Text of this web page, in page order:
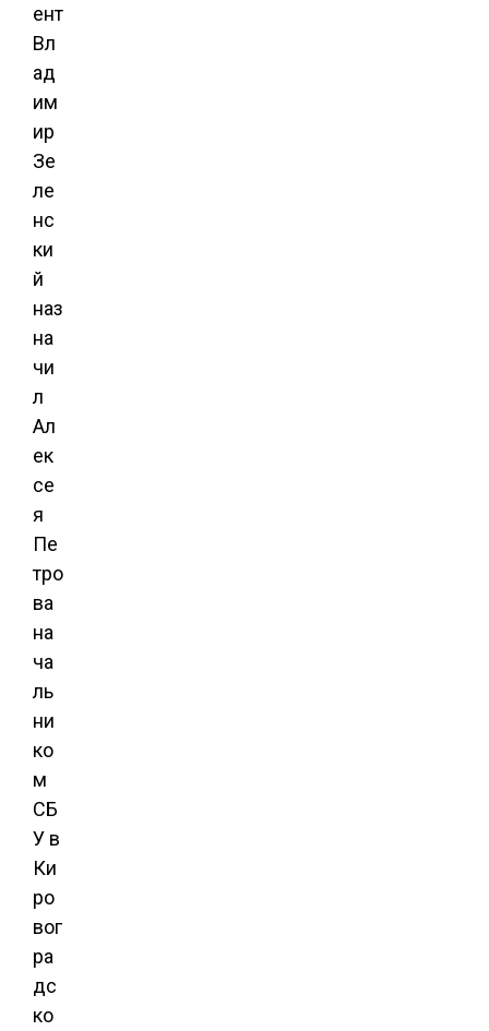
ент
Вл
ад
им
ир
Зе
ле
нс
ки
й
наз
на
чи
л
Ал
ек
се
я
Пе
тро
ва
на
ча
ль
ни
ко
м
СБ
У в
Ки
ро
вог
ра
дс
ко